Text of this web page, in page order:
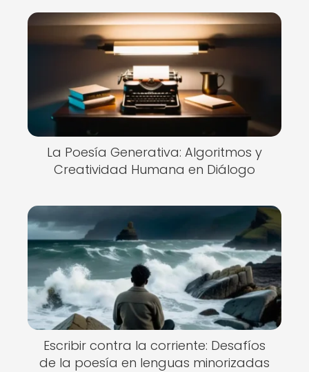
La Poesía Generativa: Algoritmos y
Creatividad Humana en Diálogo
Escribir contra la corriente: Desafíos
de la poesía en lenguas minorizadas